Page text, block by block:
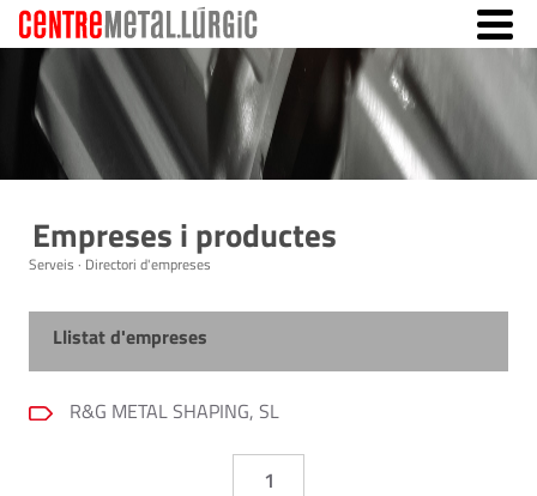
Empreses i productes
Serveis · Directori d'empreses
Llistat d'empreses
R&G METAL SHAPING, SL
1